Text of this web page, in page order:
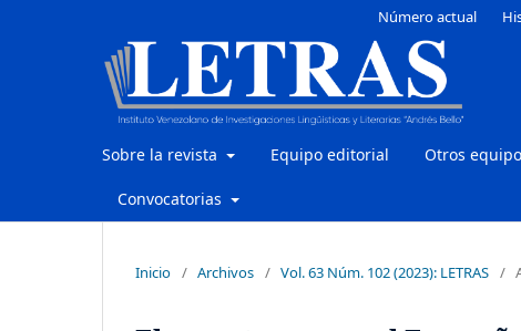
Sobre la revista Equipo editorial Otros
Convocatorias
Número actual
Inicio / Archivos / Vol. 63 Núm. 102 (2023): LETRAS /